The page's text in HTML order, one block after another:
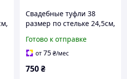
Свадебные туфли 38
размер по стельке 24,5см,
Готово к отправке
от75₴/мес
750₴